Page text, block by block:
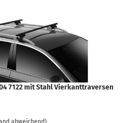
7122 mit Stahl Vierkanttraversen
abweichend)